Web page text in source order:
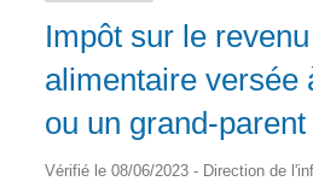
Impôt sur le
alimentaire versée
ou un grand-
Vérifié le 08/06/2023 - Direction de